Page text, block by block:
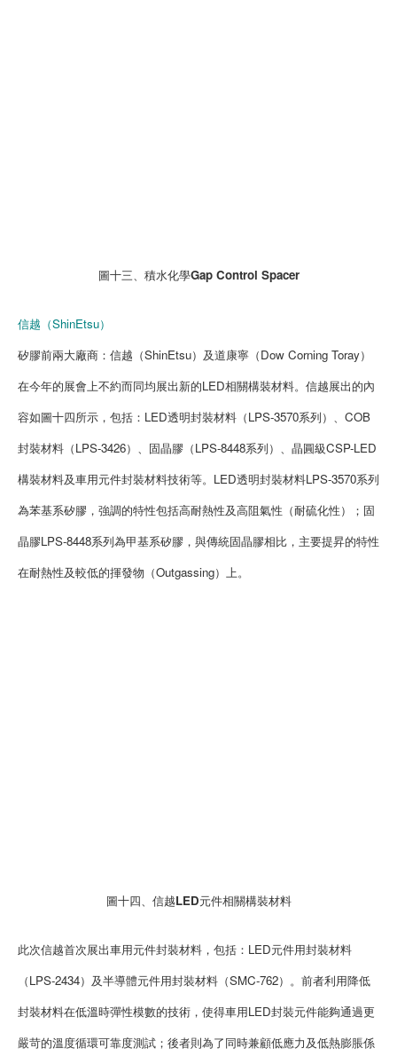
圖十三、積水化學Gap Control Spacer
信越（ShinEtsu）
矽膠前兩大廠商：信越（ShinEtsu）及道康寧（Dow Corning Toray）
在今年的展會上不約而同均展出新的LED相關構裝材料。信越展出的內
容如圖十四所示，包括：LED透明封裝材料（LPS-3570系列）、COB
封裝材料（LPS-3426）、固晶膠（LPS-8448系列）、晶圓級CSP-LED
構裝材料及車用元件封裝材料技術等。LED透明封裝材料LPS-3570系列
為苯基系矽膠，強調的特性包括高耐熱性及高阻氣性（耐硫化性）；固
晶膠LPS-8448系列為甲基系矽膠，與傳統固晶膠相比，主要提昇的特性
在耐熱性及較低的揮發物（Outgassing）上。
圖十四、信越LED元件相關構裝材料
此次信越首次展出車用元件封裝材料，包括：LED元件用封裝材料
（LPS-2434）及半導體元件用封裝材料（SMC-762）。前者利用降低
封裝材料在低溫時彈性模數的技術，使得車用LED封裝元件能夠通過更
嚴苛的溫度循環可靠度測試；後者則為了同時兼顧低應力及低熱膨脹係